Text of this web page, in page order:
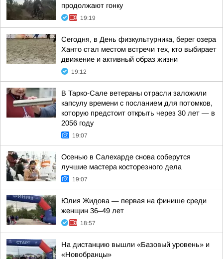
продолжают гонку
19:19
Сегодня, в День физкультурника, берег озера
Ханто стал местом встречи тех, кто выбирает
движение и активный образ жизни
19:12
В Тарко-Сале ветераны отрасли заложили
капсулу времени с посланием для потомков,
которую предстоит открыть через 30 лет — в
2056 году
19:07
Осенью в Салехарде снова соберутся
лучшие мастера косторезного дела
19:07
Юлия Жидова — первая на финише среди
женщин 36–49 лет
18:57
На дистанцию вышли «Базовый уровень» и
«Новобранцы»